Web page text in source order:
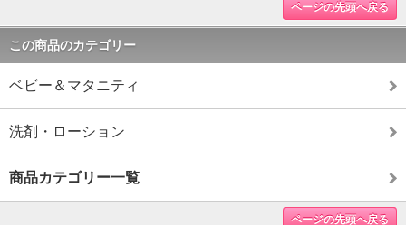
ページの先頭へ戻る
この商品のカテゴリー
ベビー＆マタニティ
洗剤・ローション
商品カテゴリー一覧
ページの先頭へ戻る